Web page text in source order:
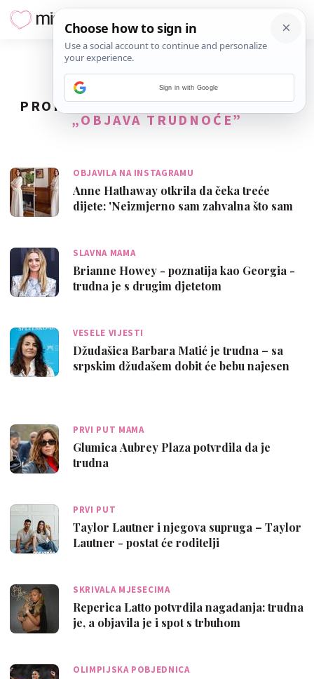
PRONAĐENO83REZULTATA ZA TAG
„OBJAVA TRUDNOĆE”
OBJAVILA NA INSTAGRAMU
Anne Hathaway otkrila da čeka treće
dijete: 'Neizmjerno sam zahvalna što sam
SLAVNA MAMA
Brianne Howey - poznatija kao Georgia -
trudna je s drugim djetetom
VESELE VIJESTI
Džudašica Barbara Matić je trudna – sa
srpskim džudašem dobit će bebu najesen
PRVI PUT MAMA
Glumica Aubrey Plaza potvrdila da je
trudna
PRVI PUT
Taylor Lautner i njegova supruga – Taylor
Lautner - postat će roditelji
SKRIVALA MJESECIMA
Reperica Latto potvrdila nagađanja: trudna
je, a objavila je i spot s trbuhom
OLIMPIJSKA POBJEDNICA
Sign in with Google